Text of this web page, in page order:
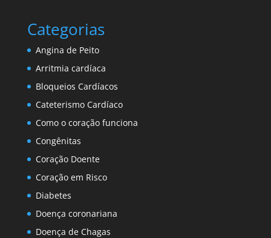
Categorias
Angina de Peito
Arritmia cardíaca
Bloqueios Cardíacos
Cateterismo Cardíaco
Como o coração funciona
Congênitas
Coração Doente
Coração em Risco
Diabetes
Doença coronariana
Doença de Chagas